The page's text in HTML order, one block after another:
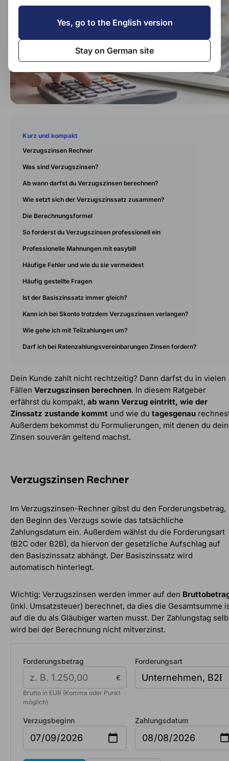
Kurz und kompakt
Verzugszinsen Rechner
Was sind Verzugszinsen?
Ab wann darfst du Verzugszinsen berechnen?
Wie setzt sich der Verzugszinssatz zusammen?
Die Berechnungsformel
So forderst du Verzugszinsen professionell ein
Professionelle Mahnungen mit easybill
Häufige Fehler und wie du sie vermeidest
Häufig gestellte Fragen
Ist der Basiszinssatz immer gleich?
Kann ich bei Skonto trotzdem Verzugszinsen verlangen?
Wie gehe ich mit Teilzahlungen um?
Darf ich bei Ratenzahlungsvereinbarungen Zinsen fordern?
Dein Kunde zahlt nicht rechtzeitig? Dann darfst du in vielen
Fällen Verzugszinsen berechnen. In diesem Ratgeber
erfährst du kompakt, ab wann Verzug eintritt, wie der
Zinssatz zustande kommt und wie du tagesgenau
Außerdem bekommst du Formulierungen, mit denen du
Zinsen souverän geltend machst.
Verzugszinsen Rechner
Im Verzugszinsen-Rechner gibst du den Forderungsbetrag,
den Beginn des Verzugs sowie das tatsächliche
Zahlungsdatum ein. Außerdem wählst du die Forderungsart
(B2C oder B2B), da hiervon der gesetzliche Aufschlag auf
den Basiszinssatz abhängt. Der Basiszinssatz wird
automatisch hinterlegt.
Wichtig: Verzugszinsen werden immer auf den
(inkl. Umsatzsteuer) berechnet, da dies die Gesamtsumme
auf die du als Gläubiger warten musst. Der Zahlungstag
wird bei der Berechnung nicht mitverzinst.
Forderungsbetrag
€
Brutto in EUR (Komma oder Punkt
möglich)
Forderungsart
Verzugsbeginn Zahlungsdatum
Yes, go to the English version
Stay on German site